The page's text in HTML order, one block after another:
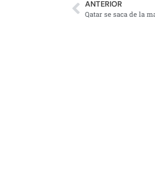
ANTERIOR
Qatar se saca de la